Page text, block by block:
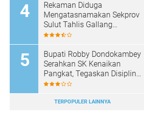
Rekaman Diduga
Mengatasnamakan Sekprov
Sulut Tahlis Gallang
Dipastikan Hoaks, Masyarakat
Bupati Robby Dondokambey
Serahkan SK Kenaikan
Pangkat, Tegaskan Disiplin
ASN Jadi Prioritas
TERPOPULER LAINNYA